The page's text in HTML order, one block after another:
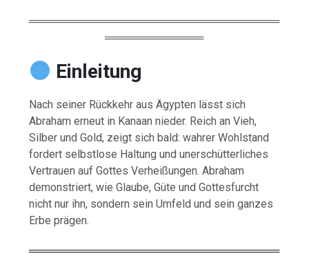
═════════════════════════════════
═════════════
Einleitung
Nach seiner Rückkehr aus Ägypten lässt sich
Abraham erneut in Kanaan nieder. Reich an Vieh,
Silber und Gold, zeigt sich bald: wahrer Wohlstand
fordert selbstlose Haltung und unerschütterliches
Vertrauen auf Gottes Verheißungen. Abraham
demonstriert, wie Glaube, Güte und Gottesfurcht
nicht nur ihn, sondern sein Umfeld und sein ganzes
Erbe prägen.
═════════════════════════════════